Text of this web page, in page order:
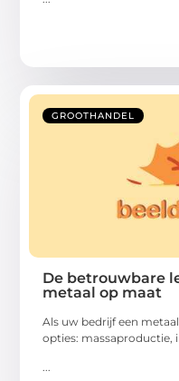
GROOTHANDEL
De betrouwbare
metaal op maat
Als uw bedrijf een
opties: massaproductie,
...